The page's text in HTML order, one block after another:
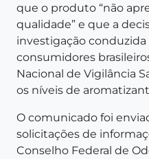
que o produto “não
qualidade” e que a
investigação
consumidores
Nacional de Vigilância
os níveis de
O comunicado foi
solicitações de
Conselho Federal de